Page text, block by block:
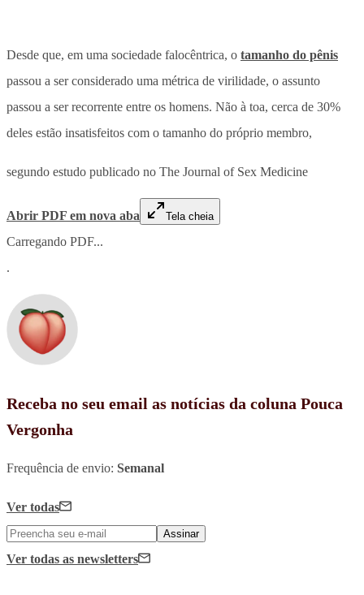
Desde que, em uma sociedade falocêntrica, o tamanho do pênis
passou a ser considerado uma métrica de virilidade, o assunto
passou a ser recorrente entre os homens. Não à toa, cerca de 30%
deles estão insatisfeitos com o tamanho do próprio membro,
segundo estudo publicado no The Journal of Sex Medicine
Abrir PDF em nova aba Tela cheia
Carregando PDF...
.
Receba no seu email as notícias da coluna Pouca
Vergonha
Frequência de envio: Semanal
Ver todas
Assinar
Ver todas as newsletters